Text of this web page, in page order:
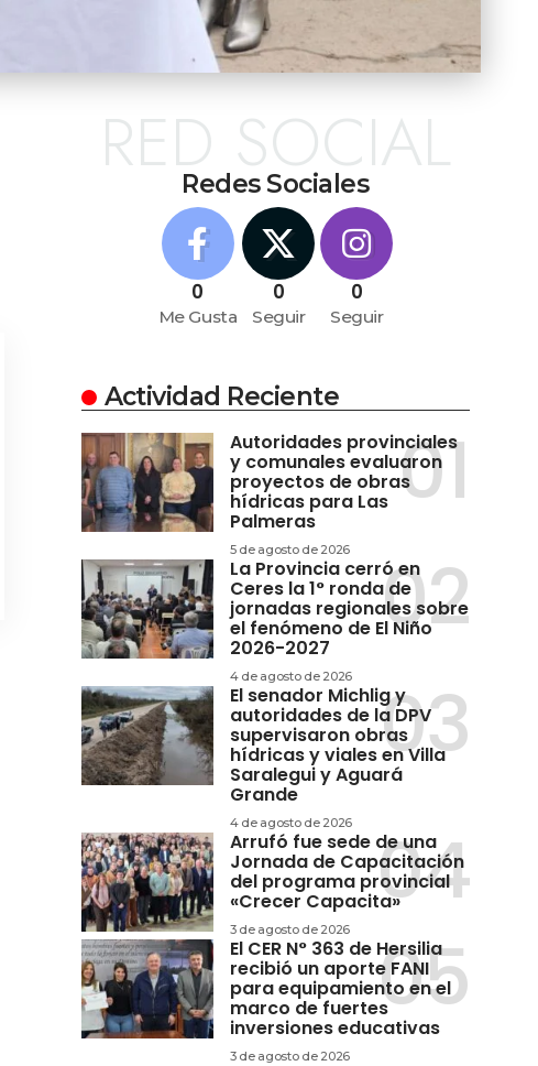
Redes Sociales
RED SOCIAL
0
Me Gusta
0
Seguir
0
Seguir
Actividad Reciente
Autoridades provinciales
y comunales evaluaron
proyectos de obras
hídricas para Las
Palmeras
5 de agosto de 2026
La Provincia cerró en
Ceres la 1° ronda de
jornadas regionales sobre
el fenómeno de El Niño
2026-2027
4 de agosto de 2026
El senador Michlig y
autoridades de la DPV
supervisaron obras
hídricas y viales en Villa
Saralegui y Aguará
Grande
4 de agosto de 2026
Arrufó fue sede de una
Jornada de Capacitación
del programa provincial
«Crecer Capacita»
3 de agosto de 2026
El CER N° 363 de Hersilia
recibió un aporte FANI
para equipamiento en el
marco de fuertes
inversiones educativas
3 de agosto de 2026